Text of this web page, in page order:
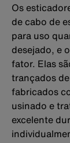
Os
de cabo de
para uso
desejado, e
fator. Elas
trançados
fabricados
usinado e
excelente